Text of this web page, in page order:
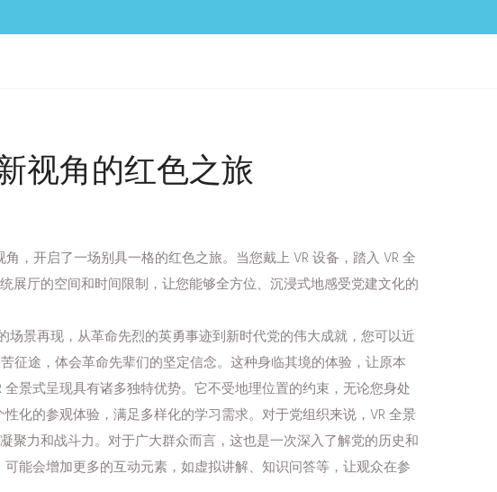
视角的红色之旅
，开启了一场别具一格的红色之旅。当您戴上 VR 设备，踏入 VR 全
厅的空间和时间限制，让您能够全方位、沉浸式地感受党建文化的
景再现，从革命先烈的英勇事迹到新时代党的伟大成就，您可以近
征途，体会革命先辈们的坚定信念。这种身临其境的体验，让原本
景式呈现具有诸多独特优势。它不受地理位置的约束，无论您身处
化的参观体验，满足多样化的学习需求。对于党组织来说，VR 全景
力和战斗力。对于广大群众而言，这也是一次深入了解党的历史和
能会增加更多的互动元素，如虚拟讲解、知识问答等，让观众在参